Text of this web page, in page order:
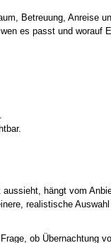
Betreuung, Anreise
es passt und worauf
hängt vom
realistische
ob Übernachtung